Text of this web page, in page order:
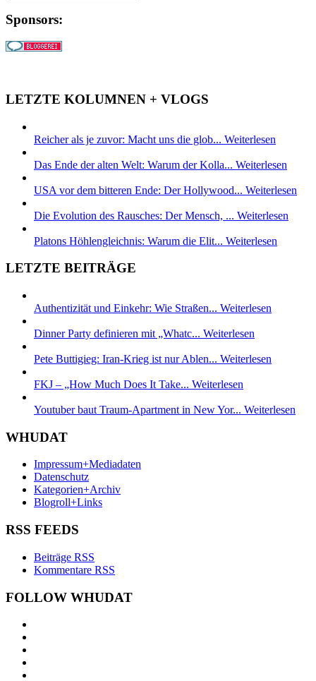
Sponsors:
LETZTE KOLUMNEN + VLOGS
Reicher als je zuvor: Macht uns die glob... Weiterlesen
Das Ende der alten Welt: Warum der Kolla... Weiterlesen
USA vor dem bitteren Ende: Der Hollywood... Weiterlesen
Die Evolution des Rausches: Der Mensch, ... Weiterlesen
Platons Höhlengleichnis: Warum die Elit... Weiterlesen
LETZTE BEITRÄGE
Authentizität und Einkehr: Wie Straßen... Weiterlesen
Dinner Party definieren mit „Whatc... Weiterlesen
Pete Buttigieg: Iran-Krieg ist nur Ablen... Weiterlesen
FKJ – „How Much Does It Take... Weiterlesen
Youtuber baut Traum-Apartment in New Yor... Weiterlesen
WHUDAT
Impressum+Mediadaten
Datenschutz
Kategorien+Archiv
Blogroll+Links
RSS FEEDS
Beiträge RSS
Kommentare RSS
FOLLOW WHUDAT